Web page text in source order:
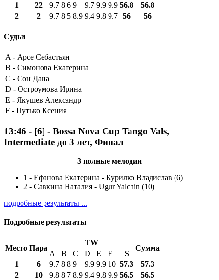
1
22 9.7 8.6 9 9.7 9.9 9.9 56.8
56.8
2
2 9.7 8.5 8.9 9.4 9.8 9.7 56 56
Судьи
A - Арсе Себастьян
B - Симонова Екатерина
C - Сон Дана
D - Остроумова Ирина
E - Якушев Александр
F - Путько Ксения
13:46 - [6] - Bossa Nova Cup Tango Vals,
Intermediate до 3 лет, Финал
3 полные мелодии
1 - Ефанова Екатерина - Курилко Владислав (6)
2 - Савкина Наталия - Ugur Yalchin (10)
подробные результаты ...
Подробные результаты
Место Пара
TW
Сумма
A B C D E F
S
1
6 9.7 8.8 9 9.9 9.9 10 57.3
57.3
2
10 9.8 8.7 8.9 9.4 9.8 9.9 56.5 56.5